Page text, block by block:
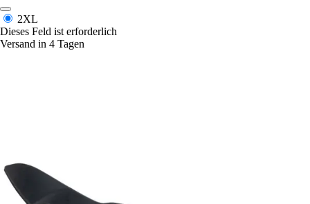
2XL
Dieses Feld ist erforderlich
Versand in 4 Tagen